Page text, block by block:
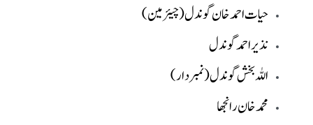
حیات احمد خان گوندل (چیئرمین)
نذیر احمد گوندل
اللہ بخش گوندل (نمبردار)
محمد خان رانجھا